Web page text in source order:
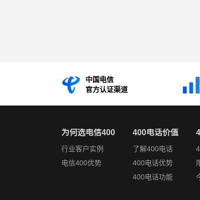
中国电信
官方认证渠道
为何选电信400
行业客户实例
电信400优势
400电话价值
了解400电话
400电话优势
400电话功能